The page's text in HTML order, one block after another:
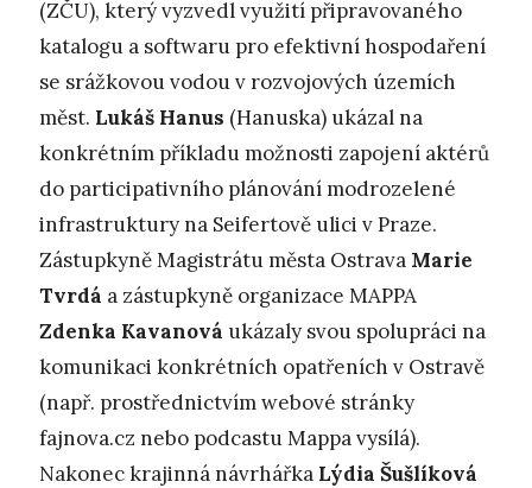
(ZČU), který vyzvedl využití připravovaného
katalogu a softwaru pro efektivní hospodaření
se srážkovou vodou v rozvojových územích
měst. Lukáš Hanus (Hanuska) ukázal na
konkrétním příkladu možnosti zapojení aktérů
do participativního plánování modrozelené
infrastruktury na Seifertově ulici v Praze.
Zástupkyně Magistrátu města Ostrava Marie
Tvrdá a zástupkyně organizace MAPPA
Zdenka Kavanová ukázaly svou spolupráci na
komunikaci konkrétních opatřeních v Ostravě
(např. prostřednictvím webové stránky
fajnova.cz nebo podcastu Mappa vysílá).
Nakonec krajinná návrhářka Lýdia Šušlíková